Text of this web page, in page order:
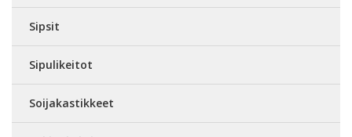
Sipsit
Sipulikeitot
Soijakastikkeet